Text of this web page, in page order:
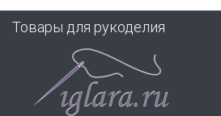
Товары для рукоделия